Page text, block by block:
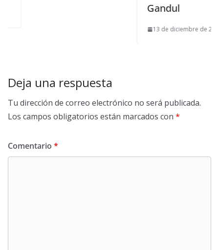
Gandul
13 de diciembre de 2023
Deja una respuesta
Tu dirección de correo electrónico no será publicada.
Los campos obligatorios están marcados con *
Comentario *